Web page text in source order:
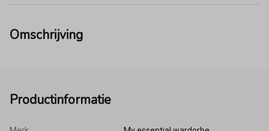
Omschrijving
Productinformatie